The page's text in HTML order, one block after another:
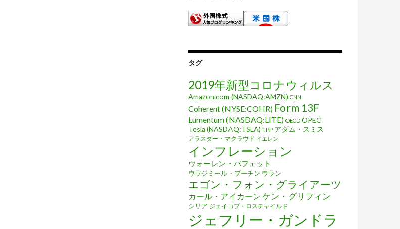
タグ
2019年新型コロナウィルス
Amazon.com (NASDAQ:AMZN) CNN
Coherent (NYSE:COHR) Form 13F
Lumentum (NASDAQ:LITE) OECD OPEC
Tesla (NASDAQ:TSLA) TPP アダム・スミス
アラスター・マクラウド イエレン
インフレーション
ウォーレン・バフェット
ウラジミール・プーチン ウラン
エゴン・フォン・グライアーツ
カール・アイカーン ケン・グリフィン
シリア ジェイコブ・ロスチャイルド
ジェフリー・ガンドラ